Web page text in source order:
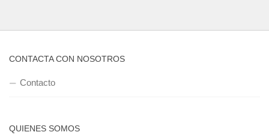
CONTACTA CON NOSOTROS
Contacto
QUIENES SOMOS